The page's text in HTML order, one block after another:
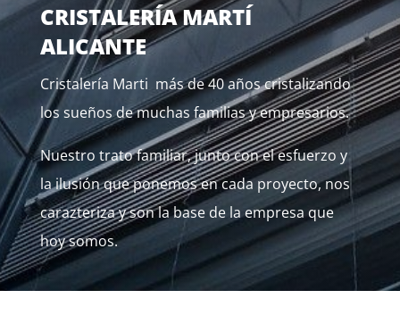
CRISTALERÍA MARTÍ
ALICANTE
Cristalería Marti más de 40 años cristalizando
los sueños de muchas familias y empresarios.
Nuestro trato familiar, junto con el esfuerzo y
la ilusión que ponemos en cada proyecto, nos
carazteriza y son la base de la empresa que
hoy somos.